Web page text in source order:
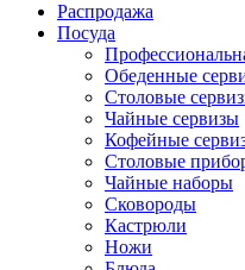
Распродажа
Посуда
Обеденные
Столовые
Чайные сервизы
Кофейные
Столовые
Чайные наборы
Сковороды
Кастрюли
Ножи